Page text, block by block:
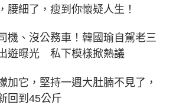
腰細了，瘦到你懷疑人生！
機、沒公務車！韓國瑜自駕老三
遊曝光 私下模樣掀熱議
加它，堅持一週大肚腩不見了，
回到45公斤